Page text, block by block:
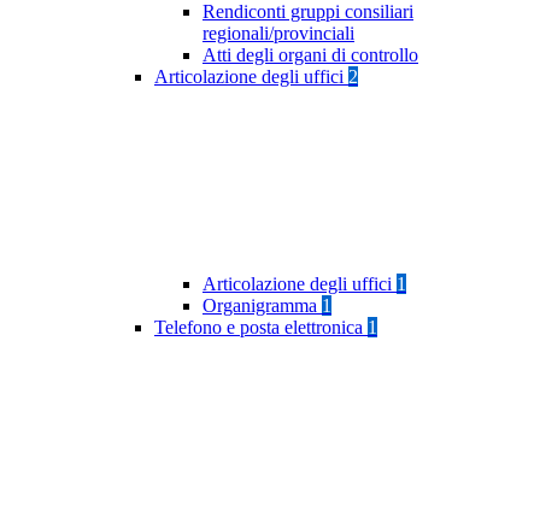
Rendiconti gruppi consiliari
regionali/provinciali
Atti degli organi di controllo
Articolazione degli uffici 2
Articolazione degli uffici 1
Organigramma 1
Telefono e posta elettronica 1